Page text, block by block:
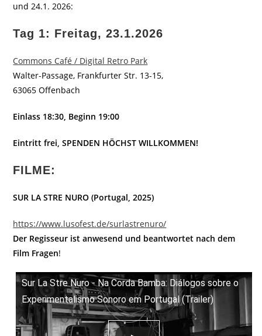
und 24.1. 2026:
Tag 1: Freitag, 23.1.2026
Commons Café / Digital Retro Park
Walter-Passage, Frankfurter Str. 13-15,
63065 Offenbach
Einlass 18:30, Beginn 19:00
Eintritt frei, SPENDEN HÖCHST WILLKOMMEN!
FILME:
SUR LA STRE NURO (Portugal, 2025)
https://www.lusofest.de/surlastrenuro/
Der Regisseur ist anwesend und beantwortet nach dem
Film Fragen!
Sur La Stre Nuro - Na Corda Bamba: Diálogos sobre o
Experimentalismo Sonoro em Portugal (Trailer)